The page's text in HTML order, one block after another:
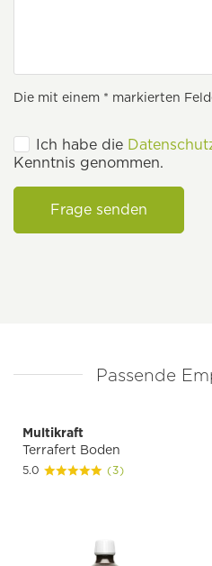
Die mit einem * markierten
Ich habe die
Kenntnis genommen.
Frage senden
Passende
Multikraft
Terrafert Boden
5.0 (3)